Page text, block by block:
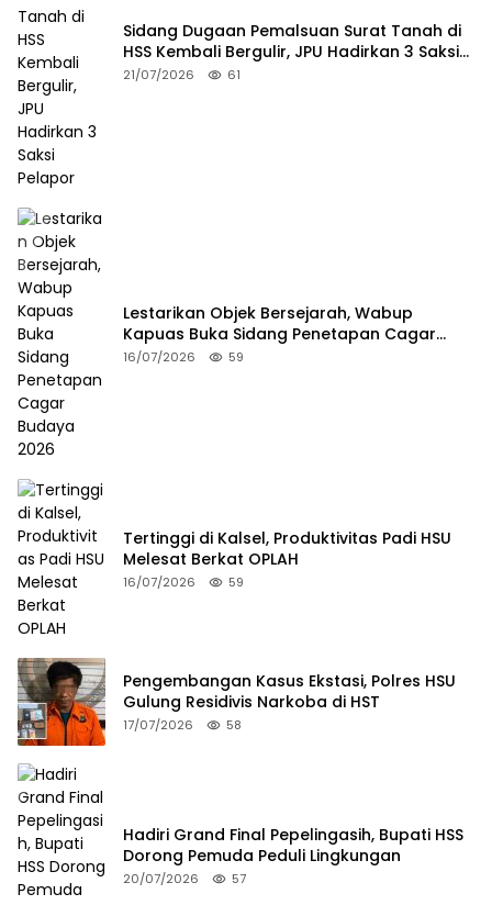
Sidang Dugaan Pemalsuan Surat Tanah di
HSS Kembali Bergulir, JPU Hadirkan 3 Saksi
Pelapor
21/07/2026 61
Lestarikan Objek Bersejarah, Wabup
Kapuas Buka Sidang Penetapan Cagar
Budaya 2026
16/07/2026 59
Tertinggi di Kalsel, Produktivitas Padi HSU
Melesat Berkat OPLAH
16/07/2026 59
Pengembangan Kasus Ekstasi, Polres HSU
Gulung Residivis Narkoba di HST
17/07/2026 58
Hadiri Grand Final Pepelingasih, Bupati HSS
Dorong Pemuda Peduli Lingkungan
20/07/2026 57